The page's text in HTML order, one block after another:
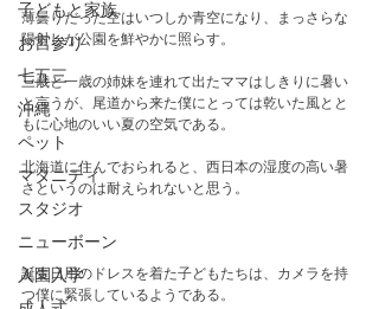
子どもと家族
お宮参り
七五三
沖縄
ペット
マタニティ
スタジオ
ニューボーン
入園入学
薄曇りだった空はいつしか青空になり、まっさらな
陽射しが公園を鮮やかに照らす。
三歳と一歳の姉妹を連れて出たママはしきりに暑い
と言うが、尾道から来た僕にとっては乾いた風とと
もに心地のいい夏の空気である。
北海道に住んでおられると、西日本の湿度の高い暑
さというのは耐えられないと思う。
誕生日用のドレスを着た子どもたちは、カメラを持
つ僕に緊張しているようである。